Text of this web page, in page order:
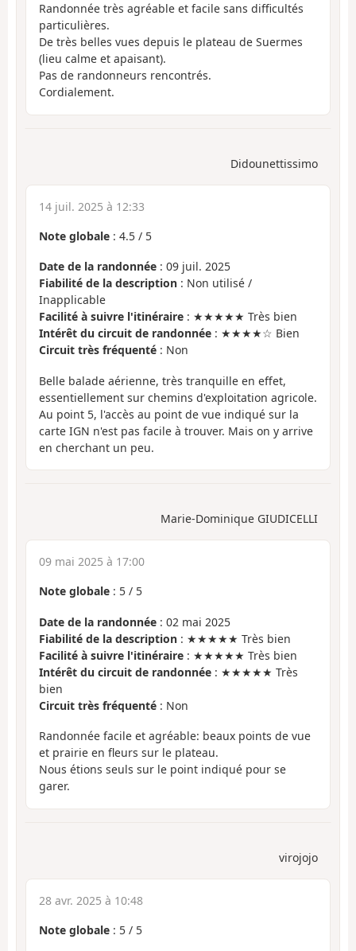
Randonnée très agréable et facile sans difficultés
particulières.
De très belles vues depuis le plateau de Suermes
(lieu calme et apaisant).
Pas de randonneurs rencontrés.
Cordialement.
Didounettissimo
14 juil. 2025 à 12:33
Note globale : 4.5 / 5
Date de la randonnée : 09 juil. 2025
Fiabilité de la description : Non utilisé /
Inapplicable
Facilité à suivre l'itinéraire : ★★★★★ Très bien
Intérêt du circuit de randonnée : ★★★★☆ Bien
Circuit très fréquenté : Non
Belle balade aérienne, très tranquille en effet,
essentiellement sur chemins d'exploitation agricole.
Au point 5, l'accès au point de vue indiqué sur la
carte IGN n'est pas facile à trouver. Mais on y arrive
en cherchant un peu.
Marie-Dominique GIUDICELLI
09 mai 2025 à 17:00
Note globale : 5 / 5
Date de la randonnée : 02 mai 2025
Fiabilité de la description : ★★★★★ Très bien
Facilité à suivre l'itinéraire : ★★★★★ Très bien
Intérêt du circuit de randonnée : ★★★★★ Très
bien
Circuit très fréquenté : Non
Randonnée facile et agréable: beaux points de vue
et prairie en fleurs sur le plateau.
Nous étions seuls sur le point indiqué pour se
garer.
virojojo
28 avr. 2025 à 10:48
Note globale : 5 / 5